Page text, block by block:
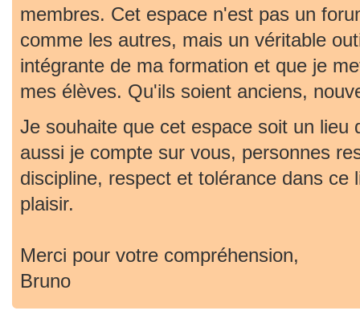
membres. Cet espace n'est pas un
comme les autres, mais un véritable
intégrante de ma formation et que je
mes élèves. Qu'ils soient anciens,
Je souhaite que cet espace soit un lieu
aussi je compte sur vous, personnes
discipline, respect et tolérance dans ce
plaisir.
Merci pour votre compréhension,
Bruno